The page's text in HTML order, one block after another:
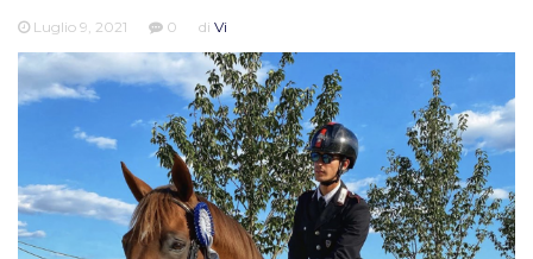
Luglio 9, 2021 0 di Vi